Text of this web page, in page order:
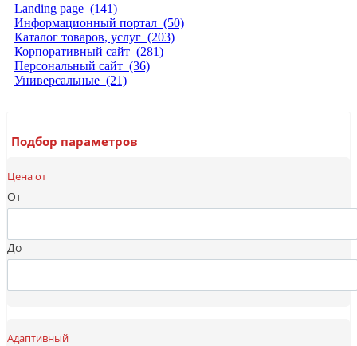
Landing page (141)
Информационный портал (50)
Каталог товаров, услуг (203)
Корпоративный сайт (281)
Персональный сайт (36)
Универсальные (21)
Подбор параметров
Цена от
От
До
Адаптивный